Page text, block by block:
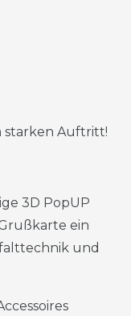
starken Auftritt!
3D PopUP
ein
und